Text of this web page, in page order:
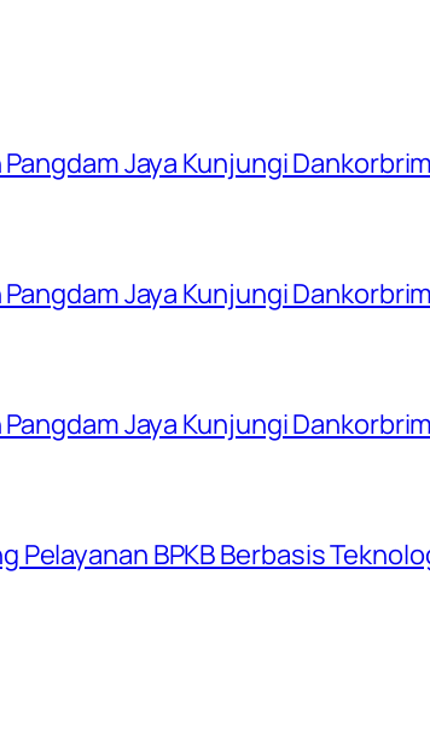
Jaya Kunjungi
Jaya Kunjungi
Jaya Kunjungi
Pelayanan BPKB Berbasis